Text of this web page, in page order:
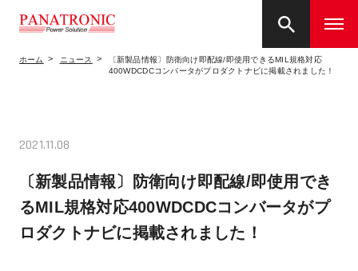
ホーム ニュース
〔新製品情報〕防衛向け即配線/即使用できるMIL規格対応
400WDCDCコンバータがプロダクトナビに掲載されました！
2021.11.08
〔新製品情報〕防衛向け即配線/即使用でき
るMIL規格対応400WDCDCコンバータがプ
ロダクトナビに掲載されました！